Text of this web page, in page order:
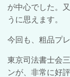
が中心でした。
うに思えます。
今回も、粗品プ
東京司法書士会
ンが、非常に好評